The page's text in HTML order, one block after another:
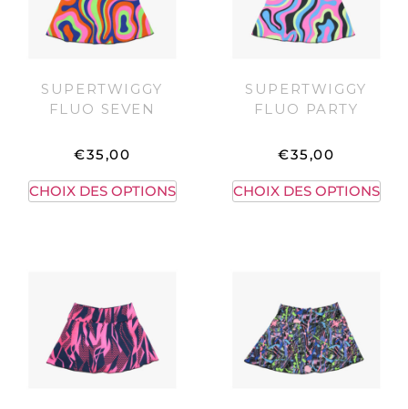
SUPERTWIGGY
FLUO SEVEN
€35,00
CHOIX DES OPTIONS
SUPERTWIGGY
FLUO PARTY
€35,00
CHOIX DES OPTIONS